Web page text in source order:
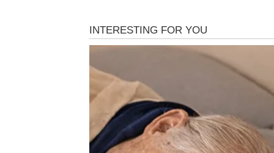
Zvijezde vam sada donose novu priliku
Sudbina vas vodi prema
Ono što dolazi biće mnogo bolje od onoga
BIK